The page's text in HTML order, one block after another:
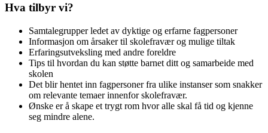
Hva tilbyr vi?
Samtalegrupper ledet av dyktige og erfarne fagpersoner
Informasjon om årsaker til skolefravær og mulige tiltak
Erfaringsutveksling med andre foreldre
Tips til hvordan du kan støtte barnet ditt og samarbeide med
skolen
Det blir hentet inn fagpersoner fra ulike instanser som snakker
om relevante temaer innenfor skolefravær.
Ønske er å skape et trygt rom hvor alle skal få tid og kjenne
seg mindre alene.